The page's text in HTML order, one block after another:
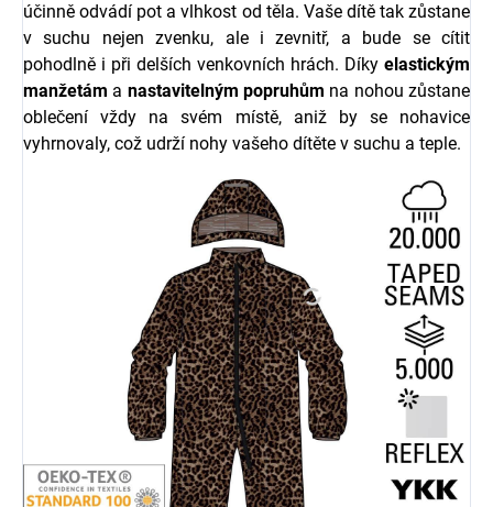
účinně odvádí pot a vlhkost od těla. Vaše dítě tak zůstane
v suchu nejen zvenku, ale i zevnitř, a bude se cítit
pohodlně i při delších venkovních hrách. Díky elastickým
manžetám a nastavitelným popruhům na nohou zůstane
oblečení vždy na svém místě, aniž by se nohavice
vyhrnovaly, což udrží nohy vašeho dítěte v suchu a teple.